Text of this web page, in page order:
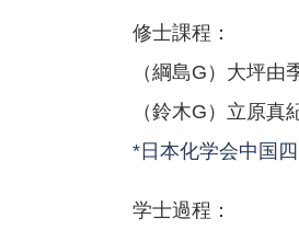
修士課程：
（綱島G）大坪
（鈴木G）立原
*日本化学会中国
学士過程：